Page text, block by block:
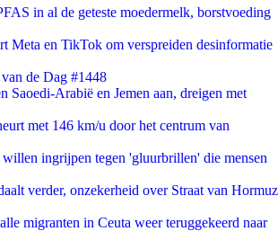
in al de geteste moedermelk, borstvoeding
Meta en TikTok om verspreiden desinformatie
de Dag #1448
Saoedi-Arabië en Jemen aan, dreigen met
met 146 km/u door het centrum van
ingrijpen tegen 'gluurbrillen' die mensen
verder, onzekerheid over Straat van Hormuz
migranten in Ceuta weer teruggekeerd naar